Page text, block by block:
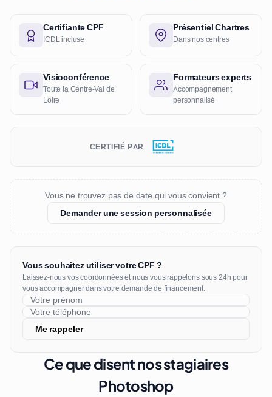
Certifiante CPF
ICDL incluse
Présentiel Chartres
Dans nos centres
Visioconférence
Toute la Centre-Val de
Loire
Formateurs experts
Accompagnement
personnalisé
CERTIFIÉ PAR
Vous ne trouvez pas de date qui vous convient ?
Demander une session personnalisée
Vous souhaitez utiliser votre CPF ?
Laissez-nous vos coordonnées et nous vous rappelons sous 24h pour
vous accompagner dans votre demande de financement.
Me rappeler
Ce que disent nos stagiaires
Photoshop